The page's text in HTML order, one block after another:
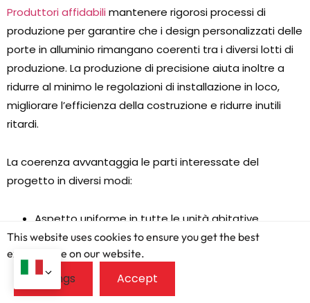
Produttori affidabili mantenere rigorosi processi di
produzione per garantire che i design personalizzati delle
porte in alluminio rimangano coerenti tra i diversi lotti di
produzione. La produzione di precisione aiuta inoltre a
ridurre al minimo le regolazioni di installazione in loco,
migliorare l’efficienza della costruzione e ridurre inutili
ritardi.
La coerenza avvantaggia le parti interessate del
progetto in diversi modi:
Aspetto uniforme in tutte le unità abitative
Precisione di installazione affidabile
Qualità del prodotto stabile
Migliori prestazioni di manutenzione a lungo termine
Maggiore soddisfazione dei proprietari di casa
This website uses cookies to ensure you get the best
exprerience on our website.